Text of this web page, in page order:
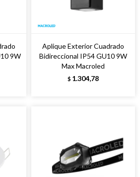
9W
Aplique Exterior Cuadrado
Bidireccional IP54 GU10 9W
Max Macroled
$ 1.304,78